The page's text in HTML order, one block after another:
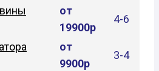
от
19900р
4-6
от
9900р
3-4